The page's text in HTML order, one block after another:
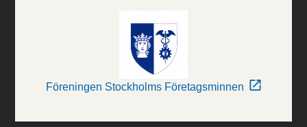
Föreningen Stockholms Företagsminnen